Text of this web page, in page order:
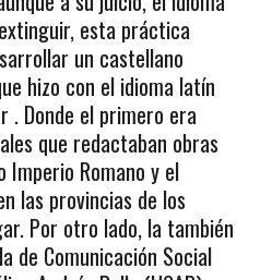
esta práctica
un castellano
hizo con el idioma latín
. Donde el primero era
que redactaban obras
Romano y el
las provincias de los
Por otro lado, la también
de Comunicación Social